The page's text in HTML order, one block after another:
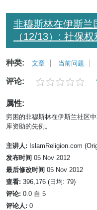
非穆斯林在伊斯兰
（12/13）: 社保权
种类: 文章 当前问题
评论:
属性:
穷困的非穆斯林在伊斯兰社区
库资助的先例。
主讲人: IslamReligion.com
发布时间 05 Nov 2012
最后修改时间 05 Nov 2012
查看: 396,176 (日均: 79)
评论: 0.0 自 5
评论人: 0